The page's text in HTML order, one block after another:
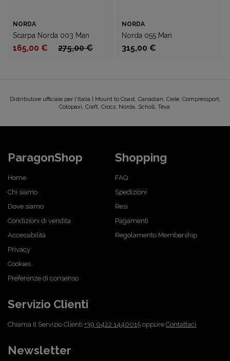
NORDA
Scarpa Norda 003 Man
165,00 € 275,00 €
NORDA
Norda 055 Man
315,00 €
Distributore ufficiale per l'Italia | Mount to Coast, Canadian, Ciele, Compressport,
Cotopaxi, Craft, Crocs, Norda, Scholl, Teva.
ParagonShop
Home
Chi siamo
Dove siamo
Condizioni di vendita
Accessibilità
Privacy
Cookies
Preferenze di consenso
Shopping
FAQ
Spedizioni
Resi
Pagamenti
Regolamento Membership
Servizio Clienti
Chiama Il Servizio Clienti +39 0422 1440015 oppure Contattaci
Newsletter